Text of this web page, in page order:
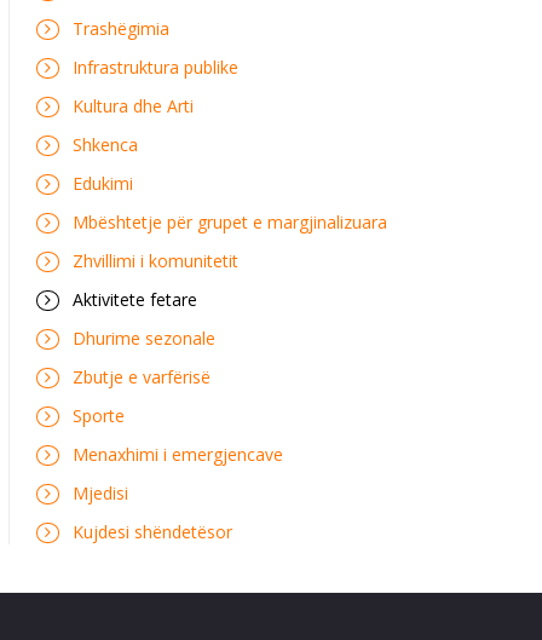
Trashëgimia
Infrastruktura publike
Kultura dhe Arti
Shkenca
Edukimi
Mbështetje për grupet e margjinalizuara
Zhvillimi i komunitetit
Aktivitete fetare
Dhurime sezonale
Zbutje e varfërisë
Sporte
Menaxhimi i emergjencave
Mjedisi
Kujdesi shëndetësor